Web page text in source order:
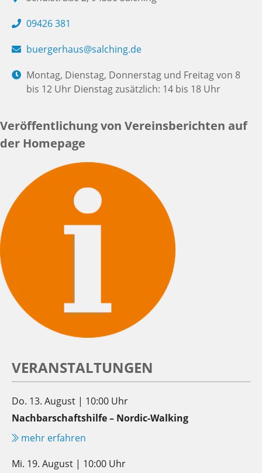
09426 381
buergerhaus@salching.de
Montag, Dienstag, Donnerstag und Freitag von 8
bis 12 Uhr Dienstag zusätzlich: 14 bis 18 Uhr
Veröffentlichung von Vereinsberichten auf
der Homepage
VERANSTALTUNGEN
Do. 13. August | 10:00 Uhr
Nachbarschaftshilfe – Nordic-Walking
mehr erfahren
Mi. 19. August | 10:00 Uhr